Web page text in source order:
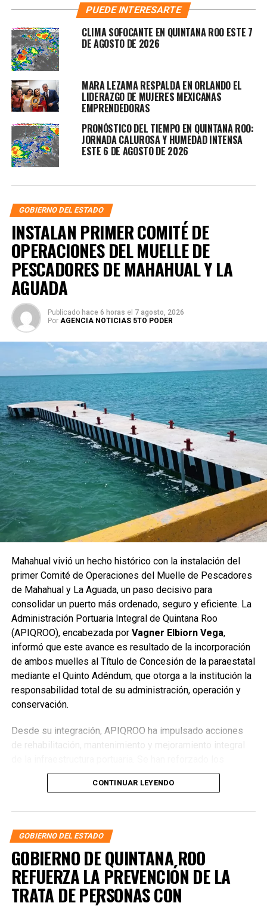
PUEDE INTERESARTE
CLIMA SOFOCANTE EN QUINTANA ROO ESTE 7
DE AGOSTO DE 2026
MARA LEZAMA RESPALDA EN ORLANDO EL
LIDERAZGO DE MUJERES MEXICANAS
EMPRENDEDORAS
PRONÓSTICO DEL TIEMPO EN QUINTANA ROO:
JORNADA CALUROSA Y HUMEDAD INTENSA
ESTE 6 DE AGOSTO DE 2026
GOBIERNO DEL ESTADO
INSTALAN PRIMER COMITÉ DE
OPERACIONES DEL MUELLE DE
PESCADORES DE MAHAHUAL Y LA
AGUADA
Publicado hace 6 horas el 7 agosto, 2026
Por AGENCIA NOTICIAS 5TO PODER
Mahahual vivió un hecho histórico con la instalación del
primer Comité de Operaciones del Muelle de Pescadores
de Mahahual y La Aguada, un paso decisivo para
consolidar un puerto más ordenado, seguro y eficiente. La
Administración Portuaria Integral de Quintana Roo
(APIQROO), encabezada por Vagner Elbiorn Vega,
informó que este avance es resultado de la incorporación
de ambos muelles al Título de Concesión de la paraestatal
mediante el Quinto Adéndum, que otorga a la institución la
responsabilidad total de su administración, operación y
conservación.
Desde su integración, APIQROO ha impulsado acciones
de rehabilitación, mantenimiento y mejoramiento integral
esquemas de ordenamiento y supervisión, además de
implementar sistemas de videovigilancia para garantizar
CONTINUAR LEYENDO
GOBIERNO DEL ESTADO
GOBIERNO DE QUINTANA ROO
REFUERZA LA PREVENCIÓN DE LA
TRATA DE PERSONAS CON